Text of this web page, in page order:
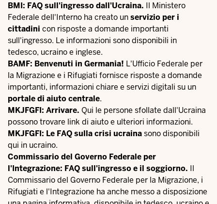
BMI: FAQ sull'ingresso dall'Ucraina. Il Ministero
Federale dell'Interno ha creato unservizio per i
cittadini con risposte a domande importanti
sull'ingresso. Le informazioni sono disponibili in
tedesco, ucraino e inglese.
BAMF: Benvenuti in Germania! L'Ufficio Federale per
la Migrazione e i Rifugiati fornisce risposte a domande
importanti, informazioni chiare e servizi digitali su un
portale di aiuto centrale.
MKJFGFI: Arrivare. Qui le persone sfollate dall'Ucraina
possono trovare link di aiuto e ulteriori informazioni.
MKJFGFI: Le FAQ sulla crisi ucrainasono disponibili
qui in ucraino.
Commissario del Governo Federale per
l'Integrazione: FAQ sull'ingresso e il soggiorno. Il
Commissario del Governo Federale per la Migrazione, i
Rifugiati e l'Integrazione ha anche messo a disposizione